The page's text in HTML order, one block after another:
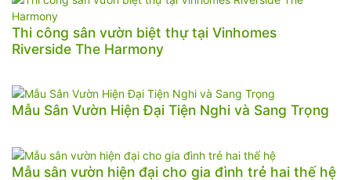
Thi công sân vườn biệt thự tại Vinhomes
Riverside The Harmony
Mẫu Sân Vườn Hiện Đại Tiện Nghi và Sang Trọng
Mẫu sân vườn hiện đại cho gia đình trẻ hai thế hệ